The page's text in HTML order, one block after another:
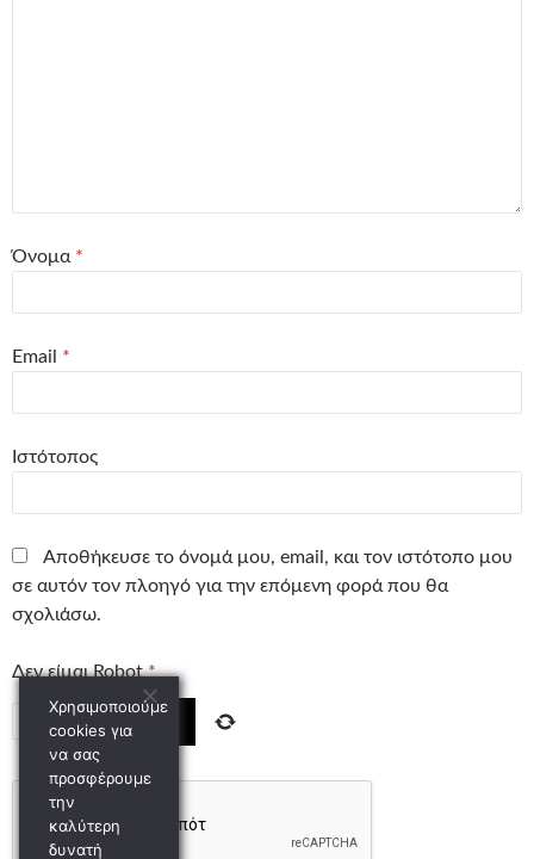
Όνομα *
Email *
Ιστότοπος
Αποθήκευσε το όνομά μου, email, και τον ιστότοπο μου
σε αυτόν τον πλοηγό για την επόμενη φορά που θα
σχολιάσω.
Δεν είμαι Robot*
− ένα
Χρησιμοποιούμε
cookies για
να σας
προσφέρουμε
την
καλύτερη
δυνατή